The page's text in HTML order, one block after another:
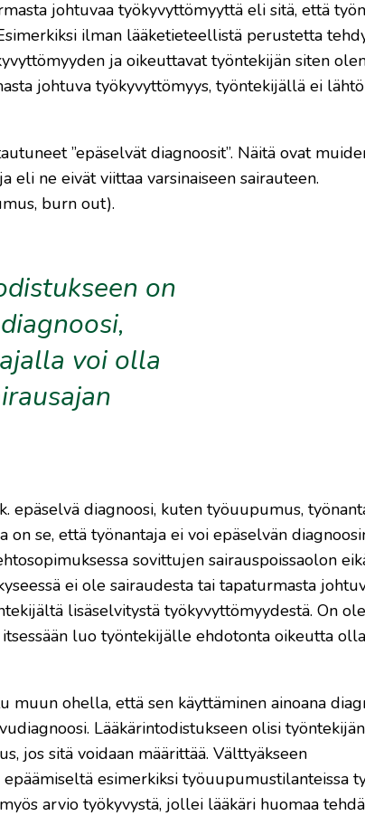
johtuvaa työkyvyttömyyttä eli sitä, että
ilman lääketieteellistä perustetta
ja oikeuttavat työntekijän siten
johtuva työkyvyttömyys, työntekijällä ei
”epäselvät diagnoosit”. Näitä ovat
ne eivät viittaa varsinaiseen sairauteen.
burn out).
on
voi olla
epäselvä diagnoosi, kuten työuupumus,
se, että työnantaja ei voi epäselvän
sovittujen sairauspoissaolon
ei ole sairaudesta tai tapaturmasta
lisäselvitystä työkyvyttömyydestä. On
luo työntekijälle ehdotonta oikeutta
ohella, että sen käyttäminen ainoana
Lääkärintodistukseen olisi työntekijän
jos sitä voidaan määrittää. Välttyäkseen
esimerkiksi työuupumustilanteissa
arvio työkyvystä, jollei lääkäri huomaa